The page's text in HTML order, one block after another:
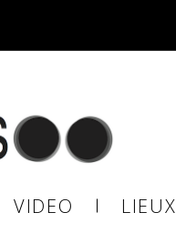
VIDEO LIEUX
!